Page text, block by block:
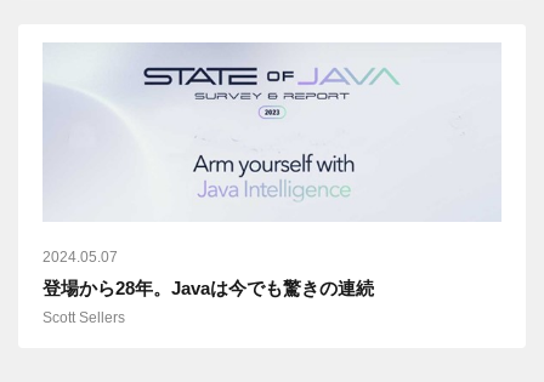
2024.05.07
登場から28年。Javaは今でも驚きの連続
Scott Sellers